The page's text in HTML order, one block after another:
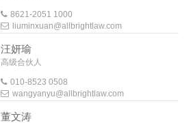
8621-2051 1000
liuminxuan@allbrightlaw.com
汪妍瑜
高级合伙人
010-8523 0508
wangyanyu@allbrightlaw.com
董文涛